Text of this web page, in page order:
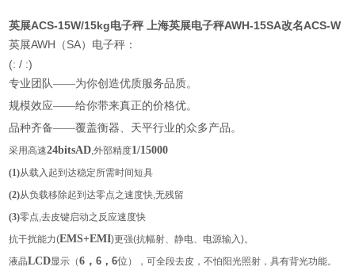
英展ACS-15W/15kg电子秤 上海英展电子秤AWH-15SA改名ACS-W
英展AWH （ SA）电子秤：
(: / :)
专业团队——为你创造优质服务品质。
规模效应——给你带来真正的价格优。
品种齐备——覆盖衡器、天平行业的众多产品。
采用高速24bitsAD,外部精度1/15000
(1)从载入起到达稳定所需时间短具
(2)从负载移除起到达零点之速度快,无残留
(3)零点,去皮键启动之反应速度快
抗干扰能力(EMS+EMI)更强(抗幅射、静电、电源输入)。
液晶LCD显示（6 ，6 ，6位 ），可全段去皮，不怕阳光照射，具有背光功能。